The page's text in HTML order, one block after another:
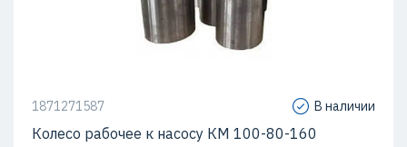
1871271587 В наличии
Колесо рабочее к насосу КМ 100-80-160